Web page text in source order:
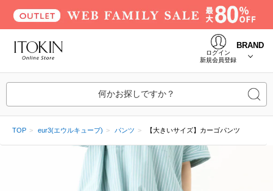
ログイン
新規会員登録
BRAND
何かお探しですか？
TOP eur3(エウルキューブ) パンツ 【大きいサイズ】カーゴパンツ